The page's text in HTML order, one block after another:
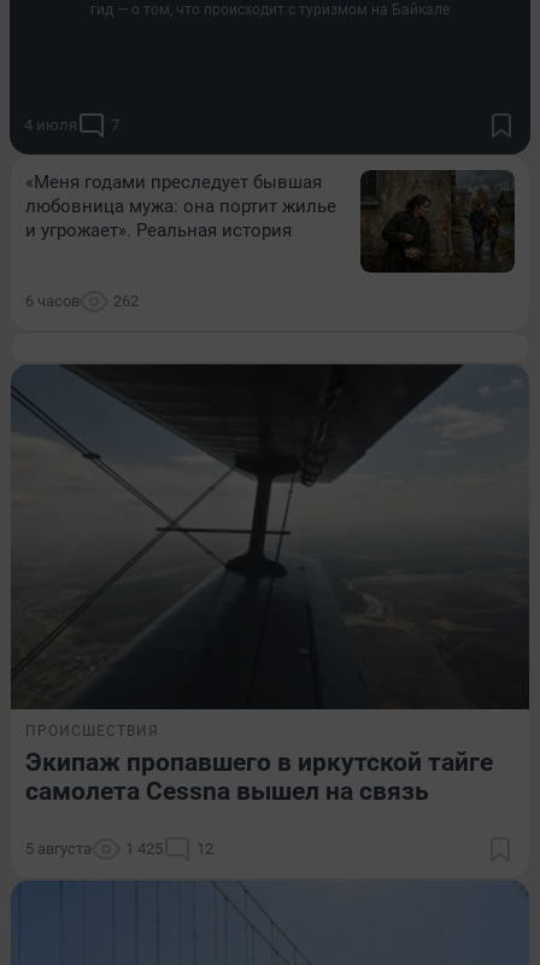
гид — о том, что происходит с туризмом на Байкале
4 июля 7
«Меня годами преследует бывшая
любовница мужа: она портит жилье
и угрожает». Реальная история
6 часов 262
ПРОИСШЕСТВИЯ
Экипаж пропавшего в иркутской тайге
самолета Cessna вышел на связь
5 августа 1 425 12